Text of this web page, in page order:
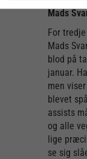
Mads
For
Mads
blod på
januar.
men
blevet
assists
og alle
lige
se sig